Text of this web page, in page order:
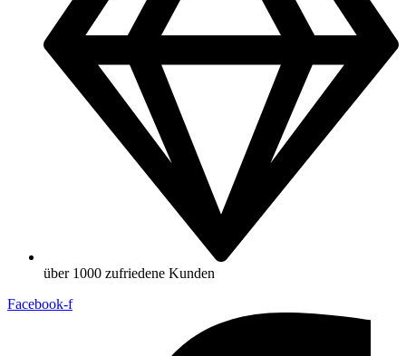
über 1000 zufriedene Kunden
Facebook-f